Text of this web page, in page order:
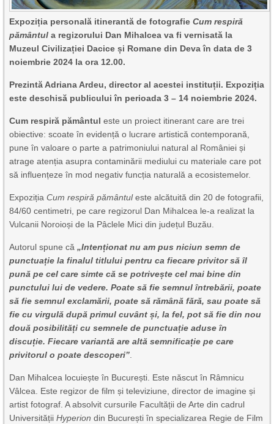
Expoziția personală itinerantă de fotografieCum respiră
pământul a regizorului Dan Mihalcea va fi vernisată la
Muzeul Civilizației Dacice și Romane din Deva în data de 3
noiembrie 2024 la ora 12.00.
Prezintă Adriana Ardeu, director al acestei instituții. Expoziția
este deschisă publicului în perioada 3 – 14 noiembrie 2024.
Cum respiră pământuleste un proiect itinerant care are trei
obiective: scoate în evidență o lucrare artistică contemporană,
pune în valoare o parte a patrimoniului natural al României și
atrage atenția asupra contaminării mediului cu materiale care pot
să influențeze în mod negativ funcția naturală a ecosistemelor.
ExpozițiaCum respiră pământuleste alcătuită din 20 de fotografii,
84/60 centimetri, pe care regizorul Dan Mihalcea le-a realizat la
Vulcanii Noroioși de la Pâclele Mici din județul Buzău.
Autorul spune că„Intenționat nu am pus niciun semn de
punctuație la finalul titlului pentru ca fiecare privitor să îl
pună pe cel care simte că se potrivește cel mai bine din
punctului lui de vedere. Poate să fie semnul întrebării, poate
să fie semnul exclamării, poate să rămână fără, sau poate să
fie cu virgulă după primul cuvânt și, la fel, pot să fie din nou
două posibilități cu semnele de punctuație aduse în
discuție. Fiecare variantă are altă semnificație pe care
privitorul o poate descoperi”
Dan Mihalcea locuiește în București. Este născut în Râmnicu
Vâlcea. Este regizor de film și televiziune, director de imagine și
artist fotograf. A absolvit cursurile Facultății de Arte din cadrul
UniversitățiiHyperion din București în specializarea Regie de Film